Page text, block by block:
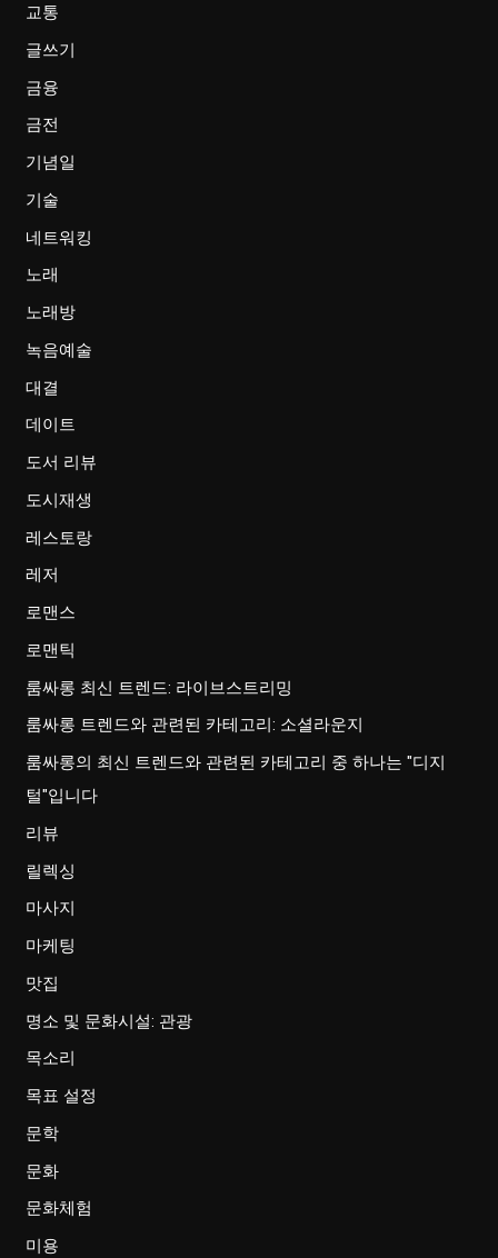
교통
글쓰기
금융
금전
기념일
기술
네트워킹
노래
노래방
녹음예술
대결
데이트
도서 리뷰
도시재생
레스토랑
레저
로맨스
로맨틱
룸싸롱 최신 트렌드: 라이브스트리밍
룸싸롱 트렌드와 관련된 카테고리: 소셜라운지
룸싸롱의 최신 트렌드와 관련된 카테고리 중 하나는 "디지
털"입니다
리뷰
릴렉싱
마사지
마케팅
맛집
명소 및 문화시설: 관광
목소리
목표 설정
문학
문화
문화체험
미용